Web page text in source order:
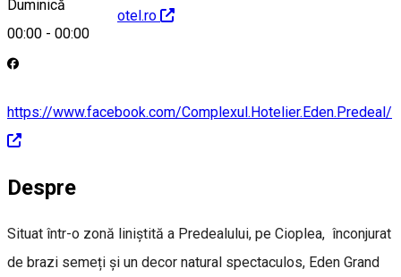
Duminică
00:00 - 00:00
http://www.edenhotel.ro
https://www.facebook.com/Complexul.Hotelier.Eden.Predeal/
Despre
Situat într-o zonă liniștită a Predealului, pe Cioplea, înconjurat
de brazi semeți și un decor natural spectaculos, Eden Grand